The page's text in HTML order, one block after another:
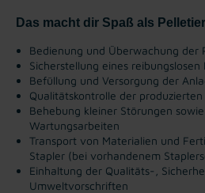
Das macht dir Spaß als
Bedienung und Überwachung der
Sicherstellung eines
Befüllung und Versorgung der
Qualitätskontrolle der produzierten
Behebung kleiner Störungen
Wartungsarbeiten
Transport von Materialien und
Stapler (bei vorhandenem
Einhaltung der Qualitäts-,
Umweltvorschriften